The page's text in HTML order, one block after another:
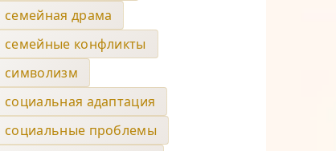
семейная драма
семейные конфликты
символизм
социальная адаптация
социальные проблемы